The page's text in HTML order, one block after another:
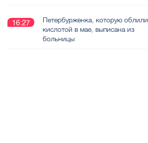
16:27
Петербурженка, которую облили
кислотой в мае, выписана из
больницы